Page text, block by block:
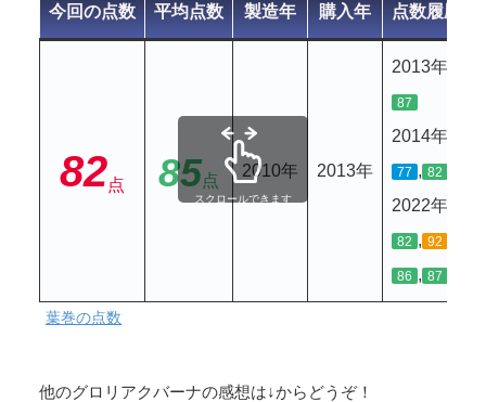
今回の点数 平均点数 製造年 購入年 点数履歴
82点 85点
2010年 2013年
2013年
87
2014年
77 , 82
2022年
82 , 92
86 , 87
スクロールできます
葉巻の点数
他のグロリアクバーナの感想は↓からどうぞ！